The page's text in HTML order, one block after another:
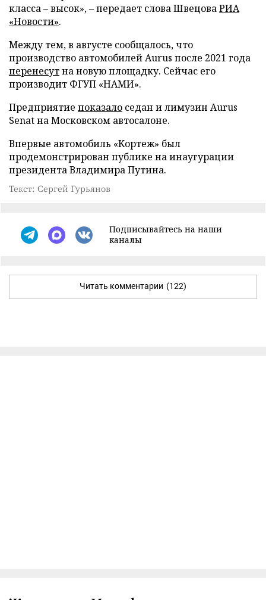
класса – высок», – передает слова ШвецоваРИА
«Новости».
Между тем, в августе сообщалось, что
производство автомобилей Aurus после 2021 года
перенесутна новую площадку. Сейчас его
производит ФГУП «НАМИ».
Предприятие показало седан и лимузин Aurus
Senat на Московском автосалоне.
Впервые автомобиль «Кортеж» был
продемонстрирован публике на инаугурации
президента Владимира Путина.
Текст: Сергей Гурьянов
Подписывайтесь на наши
каналы
Читать комментарии (122)